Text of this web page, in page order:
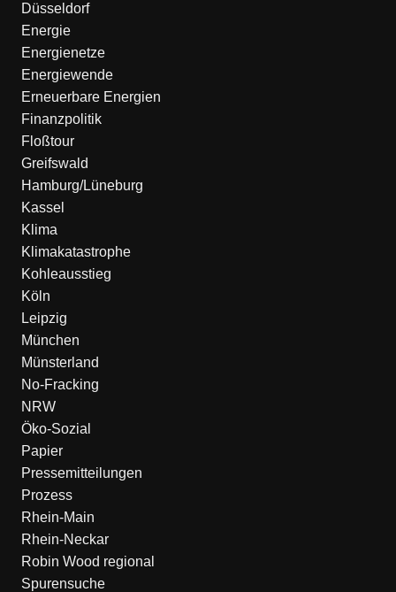
Düsseldorf
Energie
Energienetze
Energiewende
Erneuerbare Energien
Finanzpolitik
Floßtour
Greifswald
Hamburg/Lüneburg
Kassel
Klima
Klimakatastrophe
Kohleausstieg
Köln
Leipzig
München
Münsterland
No-Fracking
NRW
Öko-Sozial
Papier
Pressemitteilungen
Prozess
Rhein-Main
Rhein-Neckar
Robin Wood regional
Spurensuche